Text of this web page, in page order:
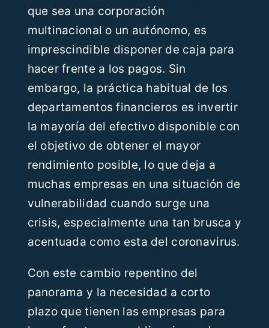
que sea una corporación
multinacional o un autónomo, es
imprescindible disponer de caja para
hacer frente a los pagos. Sin
embargo, la práctica habitual de los
departamentos financieros es invertir
la mayoría del efectivo disponible con
el objetivo de obtener el mayor
rendimiento posible, lo que deja a
muchas empresas en una situación de
vulnerabilidad cuando surge una
crisis, especialmente una tan brusca y
acentuada como esta del coronavirus.
Con este cambio repentino del
panorama y la necesidad a corto
plazo que tienen las empresas para